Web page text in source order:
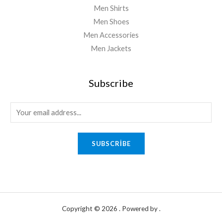
Men Shirts
Men Shoes
Men Accessories
Men Jackets
Subscribe
m
SUBSCRIBE
Copyright © 2026 . Powered by .